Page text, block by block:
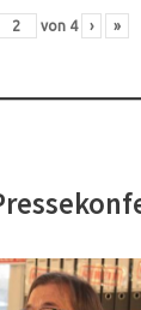
von 4 › »